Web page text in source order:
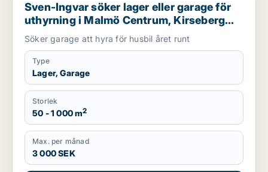
Sven-Ingvar söker lager eller garage för
uthyrning i Malmö Centrum, Kirseberg
eller Husie m.fl.
Söker garage att hyra för husbil året runt
Type
Lager, Garage
Storlek
50 - 1 000 m2
Max. per månad
3 000 SEK